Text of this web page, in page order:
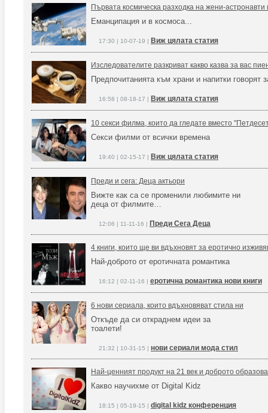
Първата космическа разходка на жени-астронавти
Еманципация и в космоса...
17:30 | 10-07-19 | Виж цялата статия
Изследователите разкриват какво казва за вас
Предпочитанията към храни и напитки говорят
16:58 | 08-18-17 | Виж цялата статия
10 секси филма, които да гледате вместо
Секси филми от всички времена
19:40 | 02-15-17 | Виж цялата статия
Преди и сега: Деца актьори
Вижте как са се променили любимите ни
деца от филмите…
12:06 | 11-11-16 | Преди Сега Деца
4 книги, които ще ви вдъхновят за еротично
Най-доброто от еротичната романтика
16:12 | 02-11-16 | еротична романтика нови книги
6 нови сериала, които вдъхновяват стила ни
Откъде да си откраднем идеи за
тоалети!
21:32 | 10-31-15 | нови сериали мода стил
Най-ценният продукт на 21 век и доброто
Какво научихме от Digital Kidz
18:15 | 05-19-15 | digital kidz конференция